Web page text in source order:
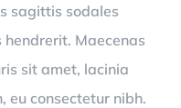
sagittis sodales
Maecenas
sit amet, lacinia
eu consectetur nibh.